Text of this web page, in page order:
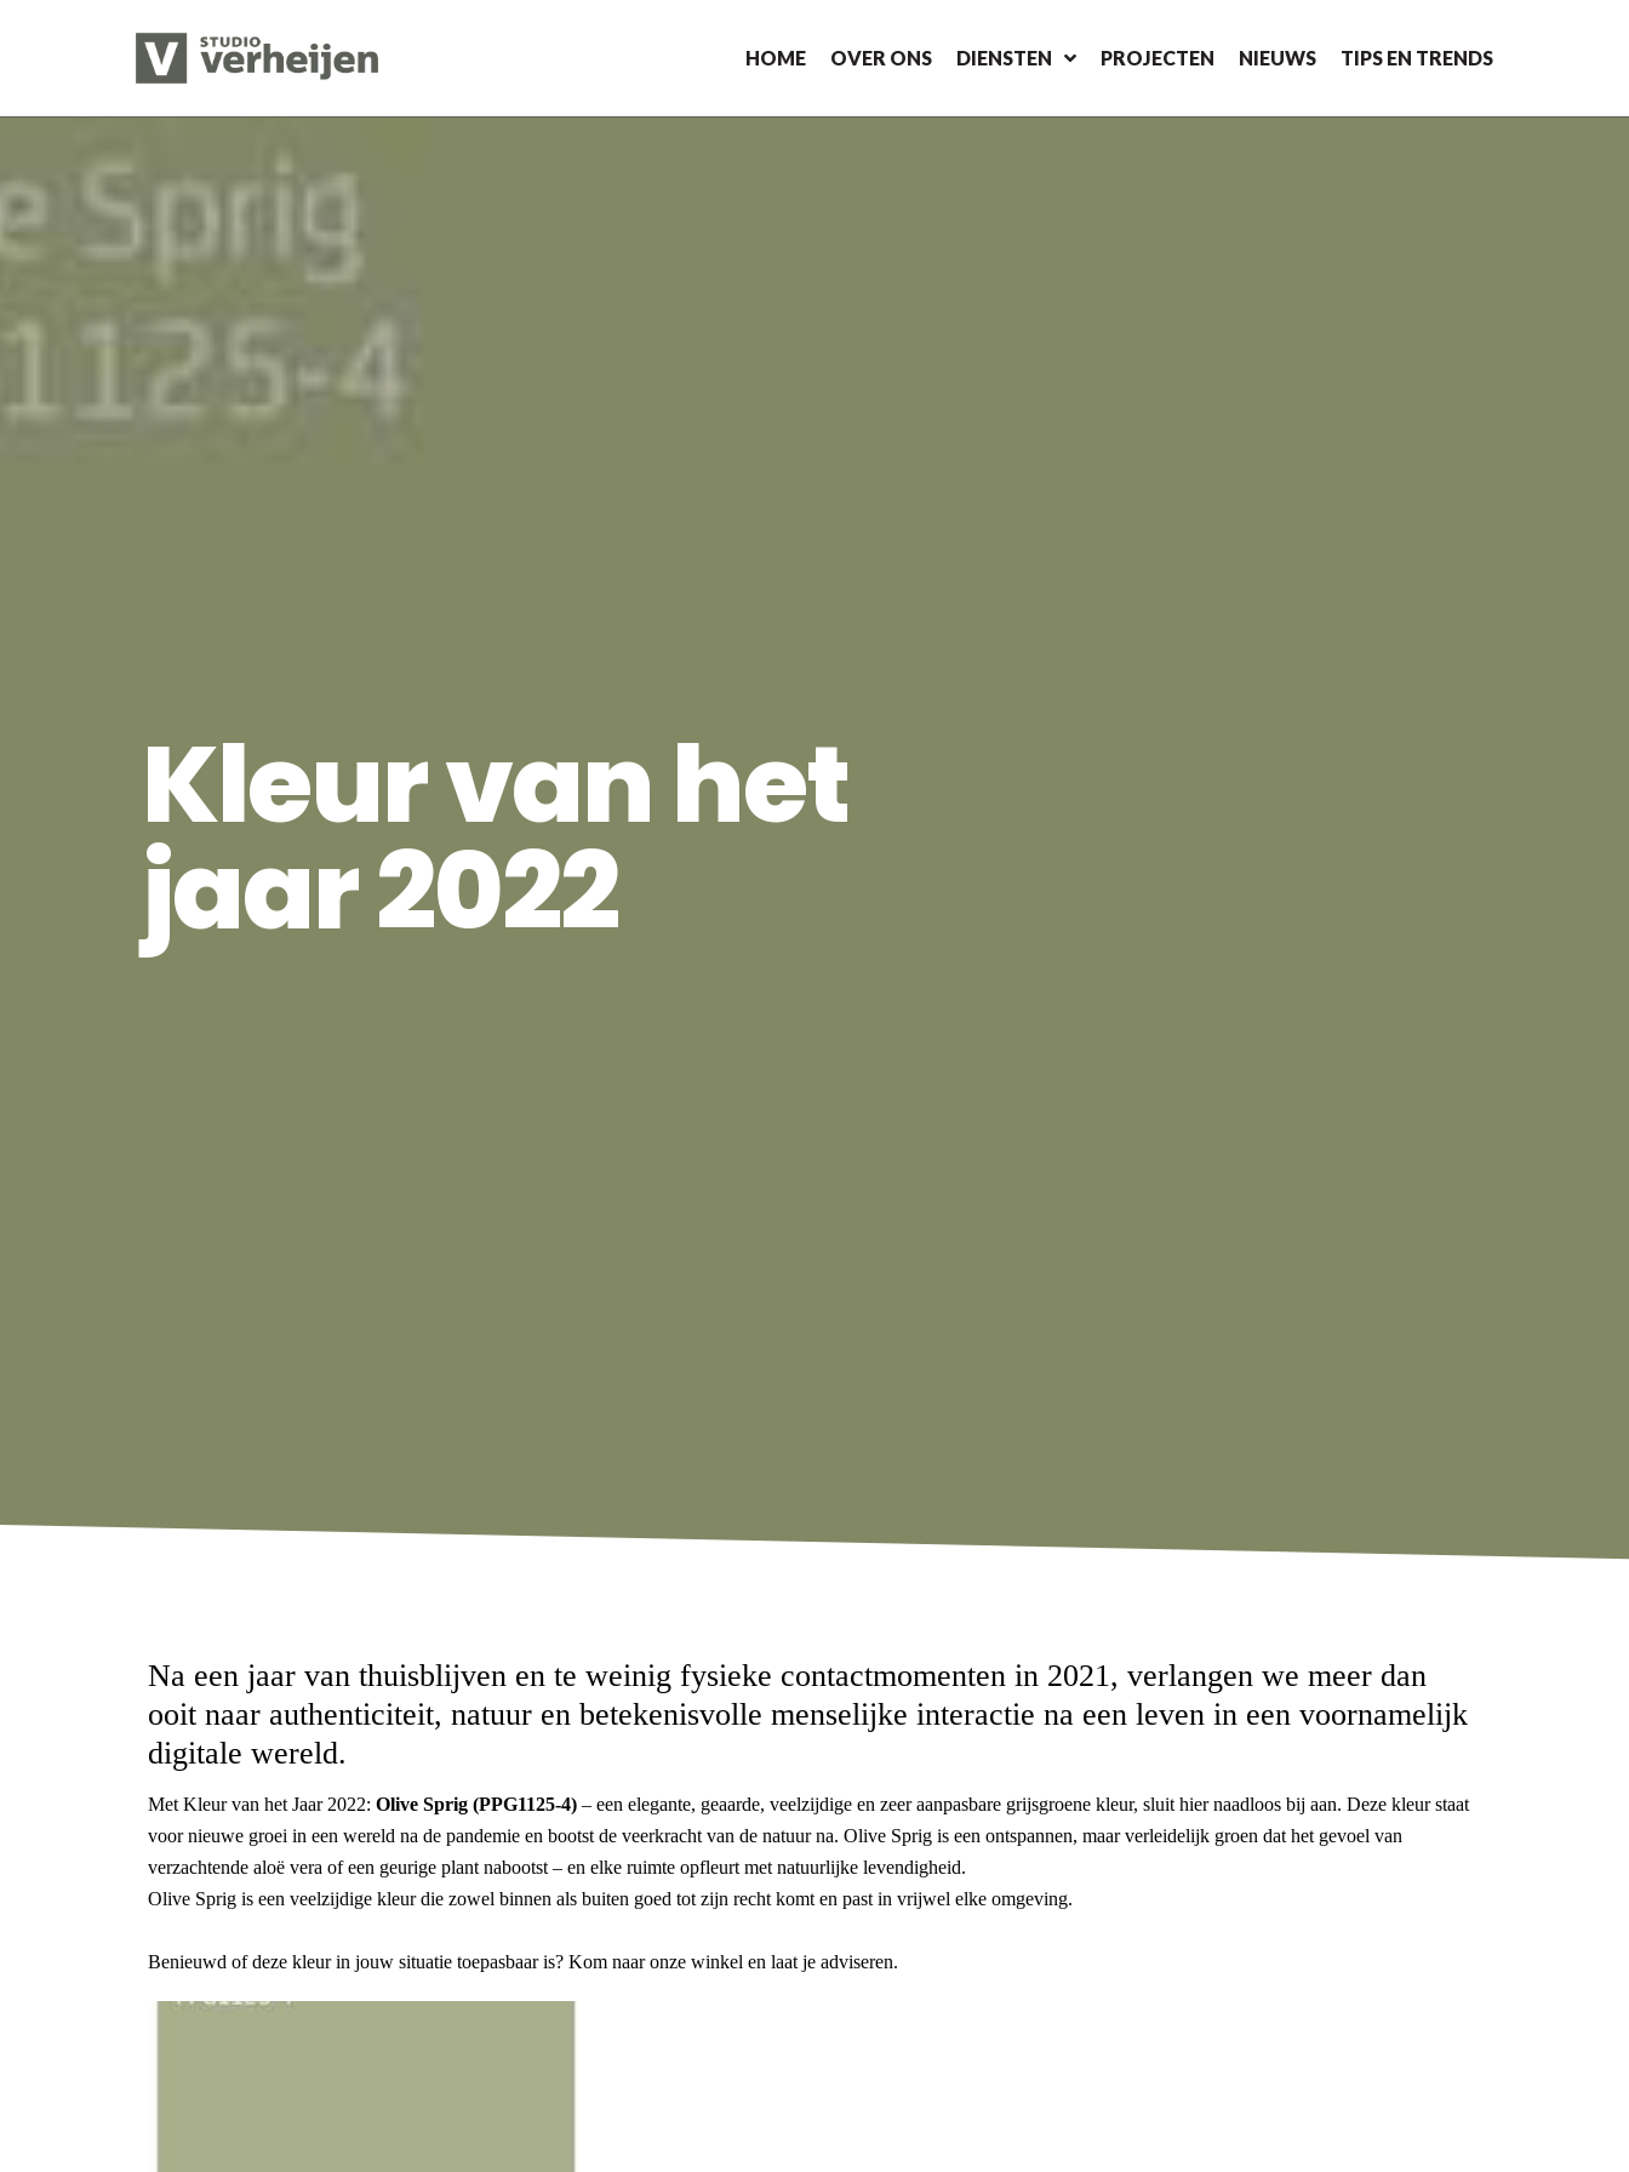
HOME OVER ONS DIENSTEN PROJECTEN NIEUWS TIPS EN TRENDS
Kleur van het
jaar 2022
Na een jaar van thuisblijven en te weinig fysieke contactmomenten in 2021, verlangen we meer dan
ooit naar authenticiteit, natuur en betekenisvolle menselijke interactie na een leven in een voornamelijk
digitale wereld.
Met Kleur van het Jaar 2022: Olive Sprig (PPG1125-4) – een elegante, geaarde, veelzijdige en zeer aanpasbare grijsgroene kleur, sluit hier naadloos bij aan. Deze kleur staat
voor nieuwe groei in een wereld na de pandemie en bootst de veerkracht van de natuur na. Olive Sprig is een ontspannen, maar verleidelijk groen dat het gevoel van
verzachtende aloë vera of een geurige plant nabootst – en elke ruimte opfleurt met natuurlijke levendigheid.
Olive Sprig is een veelzijdige kleur die zowel binnen als buiten goed tot zijn recht komt en past in vrijwel elke omgeving.
Benieuwd of deze kleur in jouw situatie toepasbaar is? Kom naar onze winkel en laat je adviseren.